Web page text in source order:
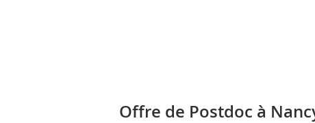
Offre de Postdoc à